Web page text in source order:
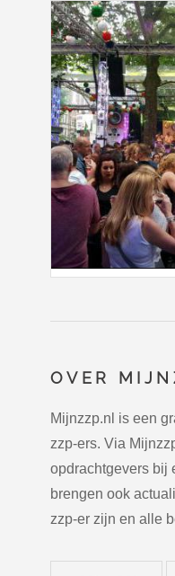
OVER
Mijnzzp.nl is een
zzp-ers. Via
opdrachtgevers bij
brengen ook
zzp-er zijn en alle